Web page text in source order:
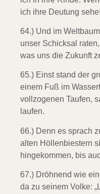
ich ihre Deutung sehe!
64.) Und im
unser Schicksal
was uns die Zukunft
65.) Einst stand der
einem Fuß im
vollzogenen Taufen,
laufen.
66.) Denn es sprach
alten Höllenbiestern
hingekommen, bis
67.) Dröhnend wie
da zu seinem Volke: